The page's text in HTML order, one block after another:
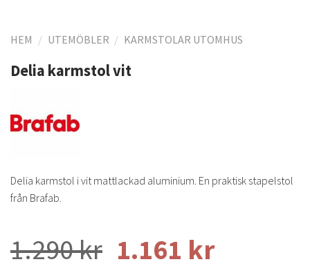
HEM / UTEMÖBLER / KARMSTOLAR UTOMHUS
Delia karmstol vit
Delia karmstol i vit mattlackad aluminium. En praktisk stapelstol
från Brafab.
1.290kr 1.161 kr